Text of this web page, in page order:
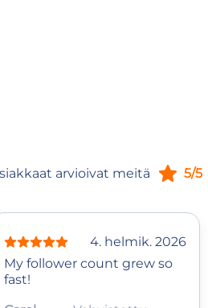
arvioivat meitä 5/5
4. helmik. 2026
My follower count grew so
fast!